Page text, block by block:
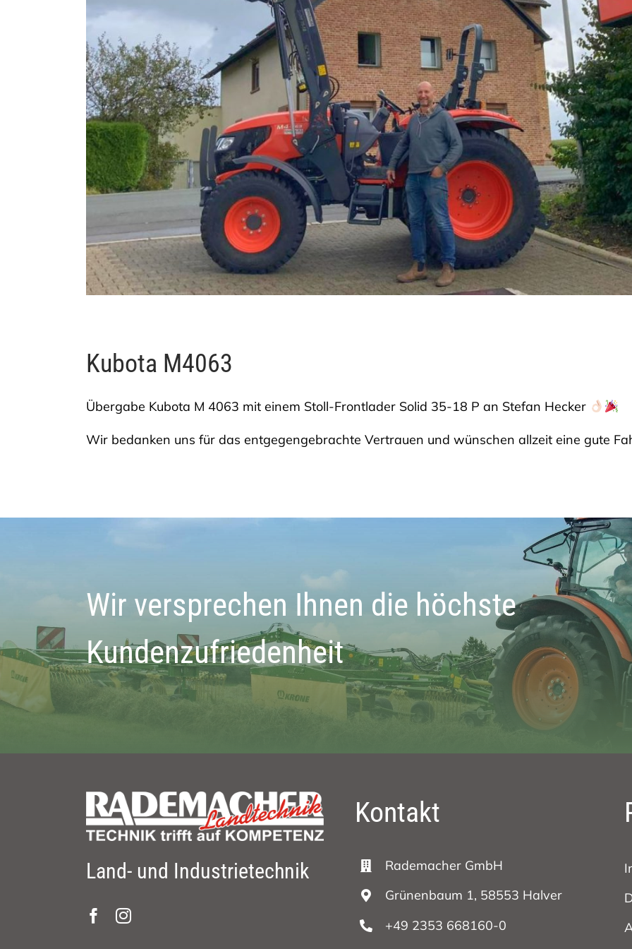
Kubota M4063
Übergabe Kubota M 4063 mit einem Stoll-Frontlader Solid 35-18 P an Stefan Hecker
Wir bedanken uns für das entgegengebrachte Vertrauen und wünschen allzeit eine gute
Wir versprechen Ihnen die höchste
Kundenzufriedenheit
Land- und Industrietechnik
Kontakt
Rademacher GmbH
Grünenbaum 1, 58553 Halver
+49 2353 668160-0